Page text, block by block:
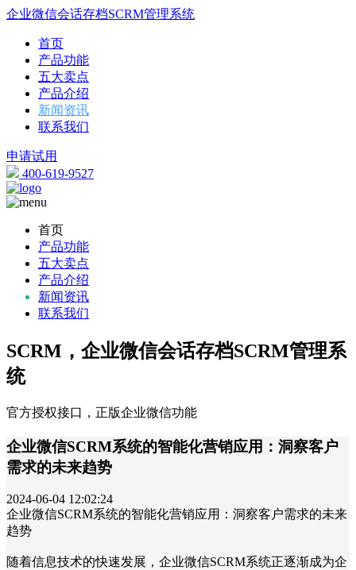
企业微信会话存档SCRM管理系统
首页
产品功能
五大卖点
产品介绍
新闻资讯
联系我们
申请试用
400-619-9527
首页
产品功能
五大卖点
产品介绍
新闻资讯
联系我们
SCRM，企业微信会话存档SCRM管理系
统
官方授权接口，正版企业微信功能
企业微信SCRM系统的智能化营销应用：洞察客户
需求的未来趋势
2024-06-04 12:02:24
企业微信SCRM系统的智能化营销应用：洞察客户需求的未来
趋势
随着信息技术的快速发展，企业微信SCRM系统正逐渐成为企